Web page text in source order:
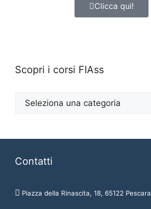
Clicca qui!
Scopri i corsi FIAss
Contatti
Piazza della Rinascita, 18, 65122 Pescara